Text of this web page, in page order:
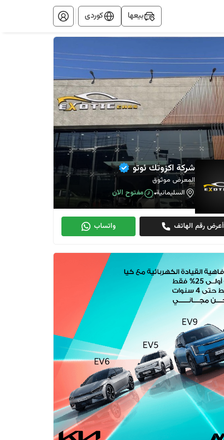
بيعها کوردی
شركة اكزوتك ئوتو
المعرض موثوق
السليمانية
مفتوح الان
أعرض رقم الهاتف واتساب